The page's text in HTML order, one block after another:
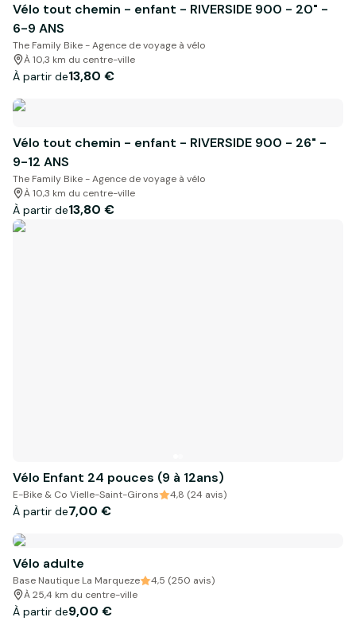
Vélo tout chemin - enfant - RIVERSIDE 900 - 20" -
6-9 ANS
The Family Bike - Agence de voyage à vélo
À 10,3 km du centre-ville
À partir de13,80 €
Vélo tout chemin - enfant - RIVERSIDE 900 - 26" -
9-12 ANS
The Family Bike - Agence de voyage à vélo
À 10,3 km du centre-ville
À partir de13,80 €
Vélo Enfant 24 pouces (9 à 12ans)
E-Bike & Co Vielle-Saint-Girons 4,8 (24 avis)
À partir de7,00 €
Vélo adulte
Base Nautique La Marqueze
4,5 (250 avis)
À 25,4 km du centre-ville
À partir de9,00 €